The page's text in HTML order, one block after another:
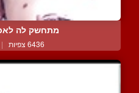
מתחשק לה
6436 צפיות |